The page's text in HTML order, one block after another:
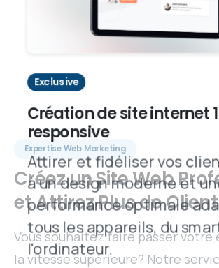
Exclusive
Création de site internet
responsive
Attirer et fidéliser vos
à un design moderne et
performance optimale
tous les appareils, du
l'ordinateur.
Expertise Web Marketing
CréezunSiteWeb
etAttirezPlusde
Vous souhaitez faire passer votre
la vitesse supérieure? Notre